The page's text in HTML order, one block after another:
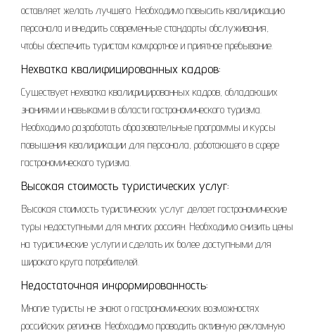
оставляет желать лучшего. Необходимо повысить квалификацию
персонала и внедрить современные стандарты обслуживания,
чтобы обеспечить туристам комфортное и приятное пребывание.
Нехватка квалифицированных кадров:
Существует нехватка квалифицированных кадров, обладающих
знаниями и навыками в области гастрономического туризма.
Необходимо разработать образовательные программы и курсы
повышения квалификации для персонала, работающего в сфере
гастрономического туризма.
Высокая стоимость туристических услуг:
Высокая стоимость туристических услуг делает гастрономические
туры недоступными для многих россиян. Необходимо снизить цены
на туристические услуги и сделать их более доступными для
широкого круга потребителей.
Недостаточная информированность:
Многие туристы не знают о гастрономических возможностях
российских регионов. Необходимо проводить активную рекламную